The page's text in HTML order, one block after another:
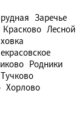
Заречье
Красково Лесной
Родники
Тучково
Хорлово